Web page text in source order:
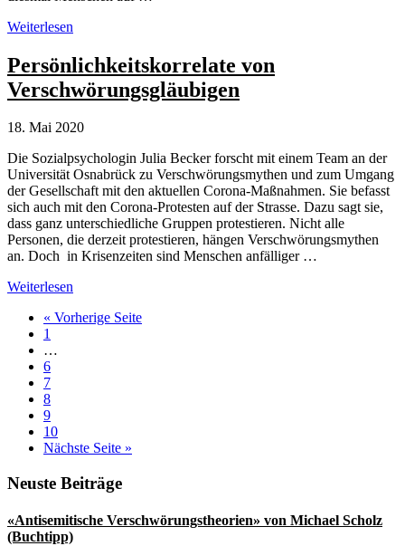
Verschwörungstheorien
Feindbilder
Weiterlesen
Persönlichkeitskorrelate von
Verschwörungsgläubigen
18. Mai 2020
Die Sozialpsychologin Julia Becker forscht mit einem Team an der
Universität Osnabrück zu Verschwörungsmythen und zum Umgang
der Gesellschaft mit den aktuellen Corona-Maßnahmen. Sie befasst
sich auch mit den Corona-Protesten auf der Strasse. Dazu sagt sie,
dass ganz unterschiedliche Gruppen protestieren. Nicht alle
Personen, die derzeit protestieren, hängen Verschwörungsmythen
an. Doch in Krisenzeiten sind Menschen anfälliger …
Persönlichkeitskorrelate
Verschwörungsgläubigen
Weiterlesen
« Vorherige Seiteaufrufen
Seite
1
Weggelassene
Zwischenseiten
…
Seite
6
Seite
7
Seite
8
Seite
9
Seite
10
Nächste Seite aufrufen
»
Seitenspalte
Neuste Beiträge
«Antisemitische Verschwörungstheorien» von Michael Scholz
(Buchtipp)